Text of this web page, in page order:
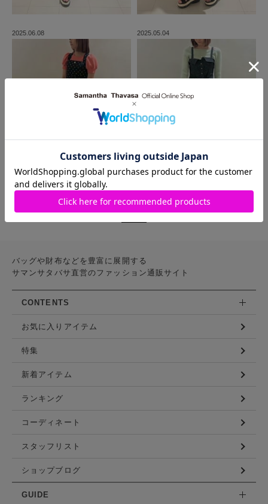
2025.06.08 2025.05.04
MORE
バッグや財布などを豊富に展開する
サマンサタバサ直営のファッション通販サイト
CONTENTS
お気に入りアイテム
特集
新着アイテム
ランキング
コーディネート
スタッフリスト
ショップブログ
GUIDE